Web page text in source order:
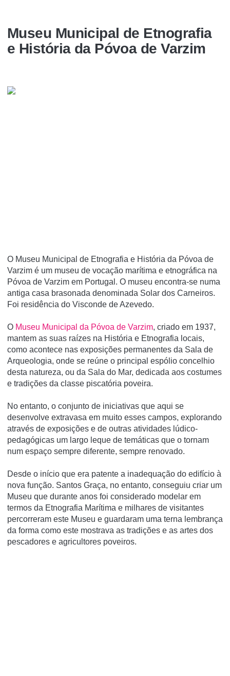
Museu Municipal de Etnografia
e História da Póvoa de Varzim
O Museu Municipal de Etnografia e História da Póvoa de
Varzim é um museu de vocação marí­tima e etnográfica na
Póvoa de Varzim em Portugal. O museu encontra-se numa
antiga casa brasonada denominada Solar dos Carneiros.
Foi residência do Visconde de Azevedo.
O Museu Municipal da Póvoa de Varzim, criado em 1937,
mantem as suas raízes na História e Etnografia locais,
como acontece nas exposições permanentes da Sala de
Arqueologia, onde se reúne o principal espólio concelhio
desta natureza, ou da Sala do Mar, dedicada aos costumes
e tradições da classe piscatória poveira.
No entanto, o conjunto de iniciativas que aqui se
desenvolve extravasa em muito esses campos, explorando
através de exposições e de outras atividades lúdico-
pedagógicas um largo leque de temáticas que o tornam
num espaço sempre diferente, sempre renovado.
Desde o início que era patente a inadequação do edifício à
nova função. Santos Graça, no entanto, conseguiu criar um
Museu que durante anos foi considerado modelar em
termos da Etnografia Marítima e milhares de visitantes
percorreram este Museu e guardaram uma terna lembrança
da forma como este mostrava as tradições e as artes dos
pescadores e agricultores poveiros.